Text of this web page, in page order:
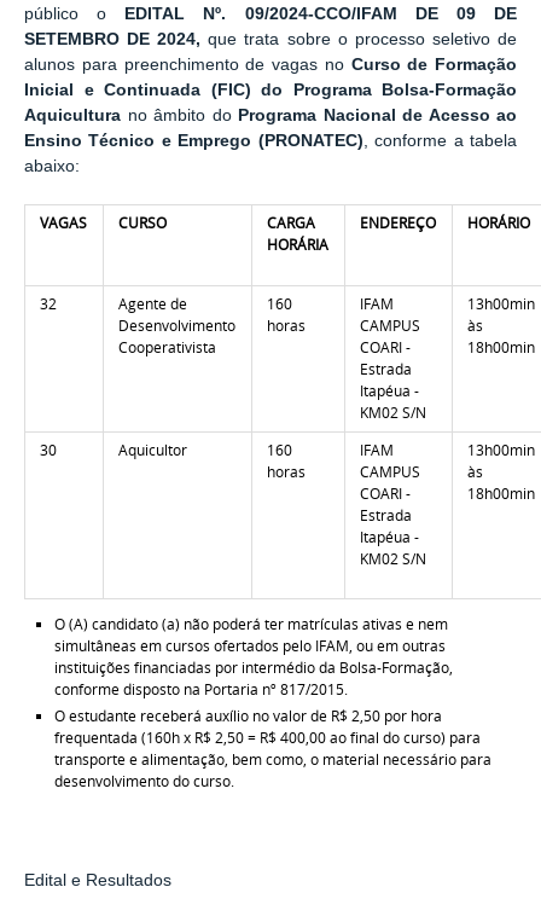
público o
EDITAL Nº. 09/2024-CCO/IFAM DE 09 DE
SETEMBRO DE 2024,que trata sobre o processo seletivo de
alunos para preenchimento de vagas no Curso de Formação
Inicial e Continuada (FIC) do Programa Bolsa-Formação
Aquicultura no âmbito do Programa Nacional de Acesso ao
Ensino Técnico e Emprego (PRONATEC), conforme a tabela
abaixo:
VAGAS CURSO
CARGA
HORÁRIA
ENDEREÇO HORÁRIO
32
Agente de
Desenvolvimento
Cooperativista
160
horas
IFAM
CAMPUS
COARI -
Estrada
Itapéua -
KM02 S/N
13h00min
às
18h00min
30 Aquicultor
160
horas
IFAM
CAMPUS
COARI -
Estrada
Itapéua -
KM02 S/N
13h00min
às
18h00min
O (A) candidato (a) não poderá ter matrículas ativas e nem
simultâneas em cursos ofertados pelo IFAM, ou em outras
instituições financiadas por intermédio da Bolsa-Formação,
conforme disposto na Portaria nº 817/2015.
O estudante receberá auxílio no valor de R$ 2,50 por hora
frequentada (160h x R$ 2,50 = R$ 400,00 ao final do curso) para
transporte e alimentação, bem como, o material necessário para
desenvolvimento do curso.
Edital e Resultados